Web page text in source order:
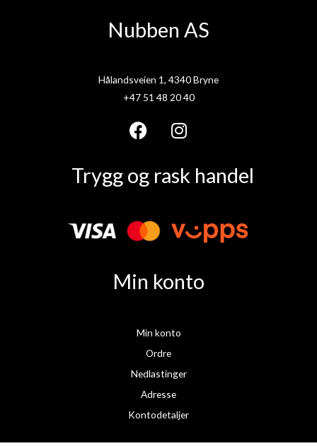
Nubben AS
Hålandsveien 1, 4340 Bryne
+47 51 48 20 40
F
c
b
o
I
n
s
g
m
Trygg og rask handel
Min konto
Min konto
Ordre
Nedlastinger
Adresse
Kontodetaljer